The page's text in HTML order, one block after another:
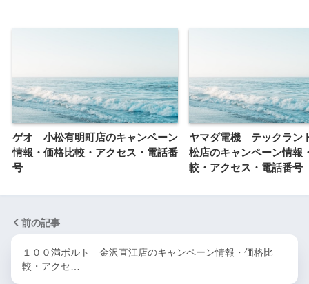
ゲオ 小松有明町店のキャンペーン
情報・価格比較・アクセス・電話番
号
ヤマダ電機 テックラン
松店のキャンペーン情報
較・アクセス・電話番号
前の記事
１００満ボルト 金沢直江店のキャンペーン情報・価格比
較・アクセ…